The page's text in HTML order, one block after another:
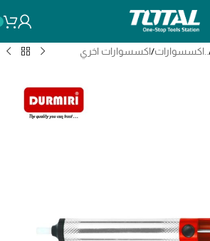
..اكسسوارات/اكسسوارات اخري